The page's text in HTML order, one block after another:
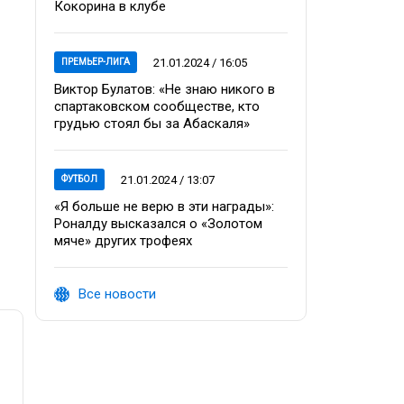
Кокорина в клубе
ПРЕМЬЕР-ЛИГА 21.01.2024 / 16:05
Виктор Булатов: «Не знаю никого в
спартаковском сообществе, кто
грудью стоял бы за Абаскаля»
ФУТБОЛ 21.01.2024 / 13:07
«Я больше не верю в эти награды»:
Роналду высказался о «Золотом
мяче» других трофеях
Все новости